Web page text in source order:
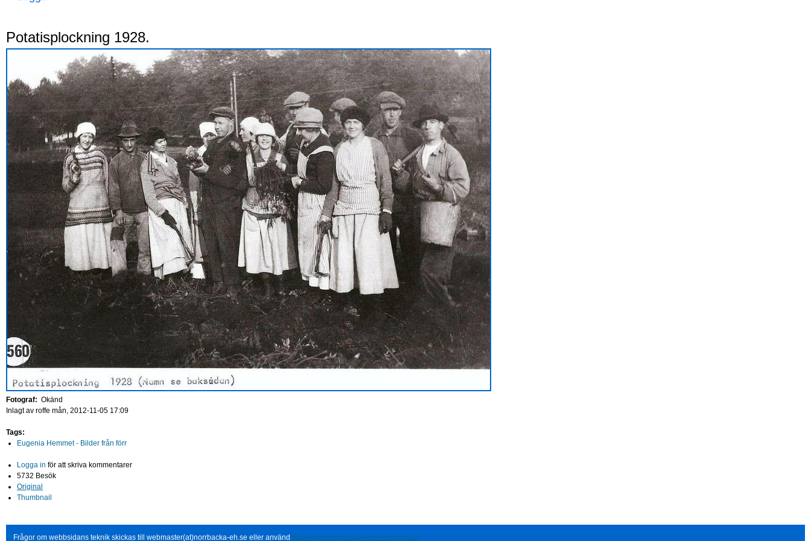
Potatisplockning 1928.
Fotograf: Okänd
Inlagt av roffe mån, 2012-11-05 17:09
Tags:
Eugenia Hemmet - Bilder från förr
Logga in för att skriva kommentarer
5732 Besök
Original
Thumbnail
Frågor om webbsidans teknik skickas till webmaster(at)norrbacka-eh.se eller använd http://www.norrbacka-eh.se/?q=contact